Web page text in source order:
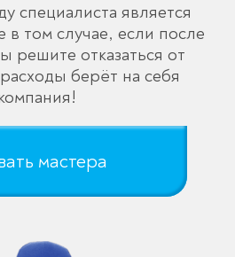
специалиста является
в том случае, если после
решите отказаться от
берёт на себя
мастера